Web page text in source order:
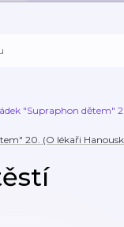
"Supraphon dětem"
20. (O lékaři